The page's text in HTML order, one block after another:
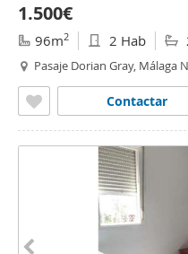
1.500€
96m2 2 Hab
Pasaje Dorian Gray, Málaga
Contactar